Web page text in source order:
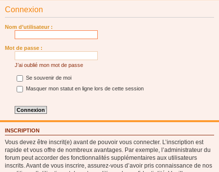
Connexion
Nom d’utilisateur :
Mot de passe :
J’ai oublié mon mot de passe
Se souvenir de moi
Masquer mon statut en ligne lors de cette session
INSCRIPTION
Vous devez être inscrit(e) avant de pouvoir vous connecter. L’inscription est
rapide et vous offre de nombreux avantages. Par exemple, l’administrateur du
forum peut accorder des fonctionnalités supplémentaires aux utilisateurs
inscrits. Avant de vous inscrire, assurez-vous d’avoir pris connaissance de nos